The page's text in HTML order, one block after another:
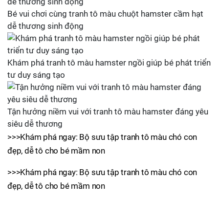
Bé vui chơi cùng tranh tô màu chuột hamster cầm hạt
dễ thương sinh động
Khám phá tranh tô màu hamster ngồi giúp bé phát triển
tư duy sáng tạo
Tận hưởng niềm vui với tranh tô màu hamster đáng yêu
siêu dễ thương
>>>Khám phá ngay: Bộ sưu tập tranh tô màu chó con
đẹp, dễ tô cho bé mầm non
>>>Khám phá ngay: Bộ sưu tập tranh tô màu chó con
đẹp, dễ tô cho bé mầm non